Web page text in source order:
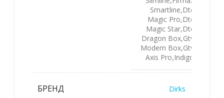
Smartline,Dtc
Magic Pro,Dtc
Magic Star,Dtc
Dragon Box,Gtv
Modern Box,Gtv
Axis Pro,Indigo
БРЕНД Dirks